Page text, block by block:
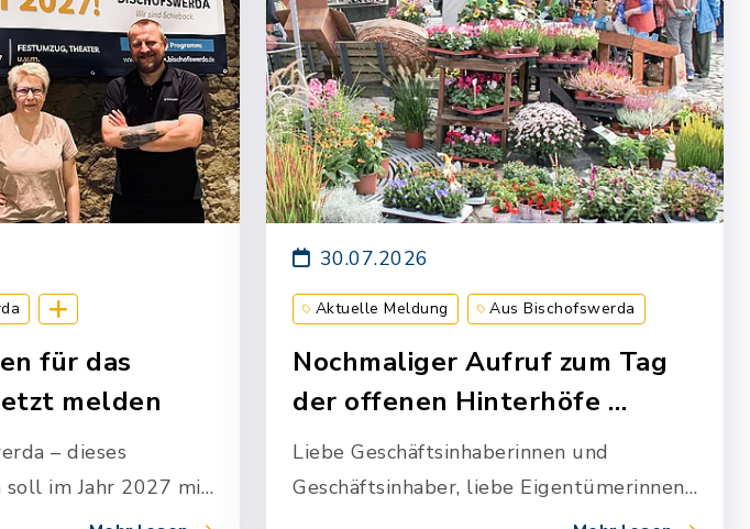
für das
melden
– dieses
soll im Jahr 2027 mit
gefeiert
Aus Bischofswerda
Nochmaliger Aufruf zum Tag
der offenen Hinterhöfe …
Liebe Geschäftsinhaberinnen und
Geschäftsinhaber, liebe Eigentümerinnen
30.07.2026
Aktuelle Meldung Aus Bischofswerda